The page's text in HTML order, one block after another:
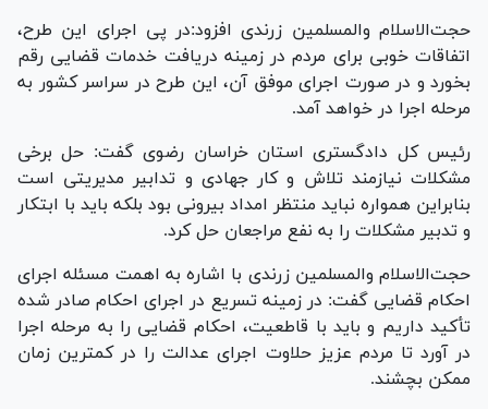
حجت‌الاسلام و‌المسلمین زرندی افزود:در پی اجرای این طرح،
اتفاقات خوبی برای مردم در زمینه دریافت خدمات قضایی رقم
بخورد و در صورت اجرای موفق آن، این طرح در سراسر کشور به
مرحله اجرا در خواهد آمد.
رئیس کل دادگستری استان خراسان رضوی گفت: حل برخی
مشکلات نیازمند تلاش و کار جهادی و تدابیر مدیریتی است
بنابراین همواره نباید منتظر امداد بیرونی بود بلکه باید با ابتکار
و تدبیر مشکلات را به نفع مراجعان حل کرد.
حجت‌الاسلام و‌المسلمین زرندی با اشاره به اهمت مسئله اجرای
احکام قضایی گفت: در زمینه تسریع در اجرای احکام صادر شده
تأکید داریم و باید با قاطعیت، احکام قضایی را به مرحله اجرا
در آورد تا مردم عزیز حلاوت اجرای عدالت را در کمترین زمان
ممکن بچشند.